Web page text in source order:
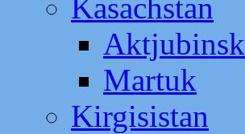
Kasachstan
Aktjubinsk
Martuk
Kirgisistan